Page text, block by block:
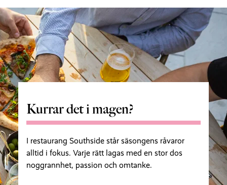
Kurrar det i magen?
I restaurang Southside står säsongens råvaror
alltid i fokus. Varje rätt lagas med en stor dos
noggrannhet, passion och omtanke.